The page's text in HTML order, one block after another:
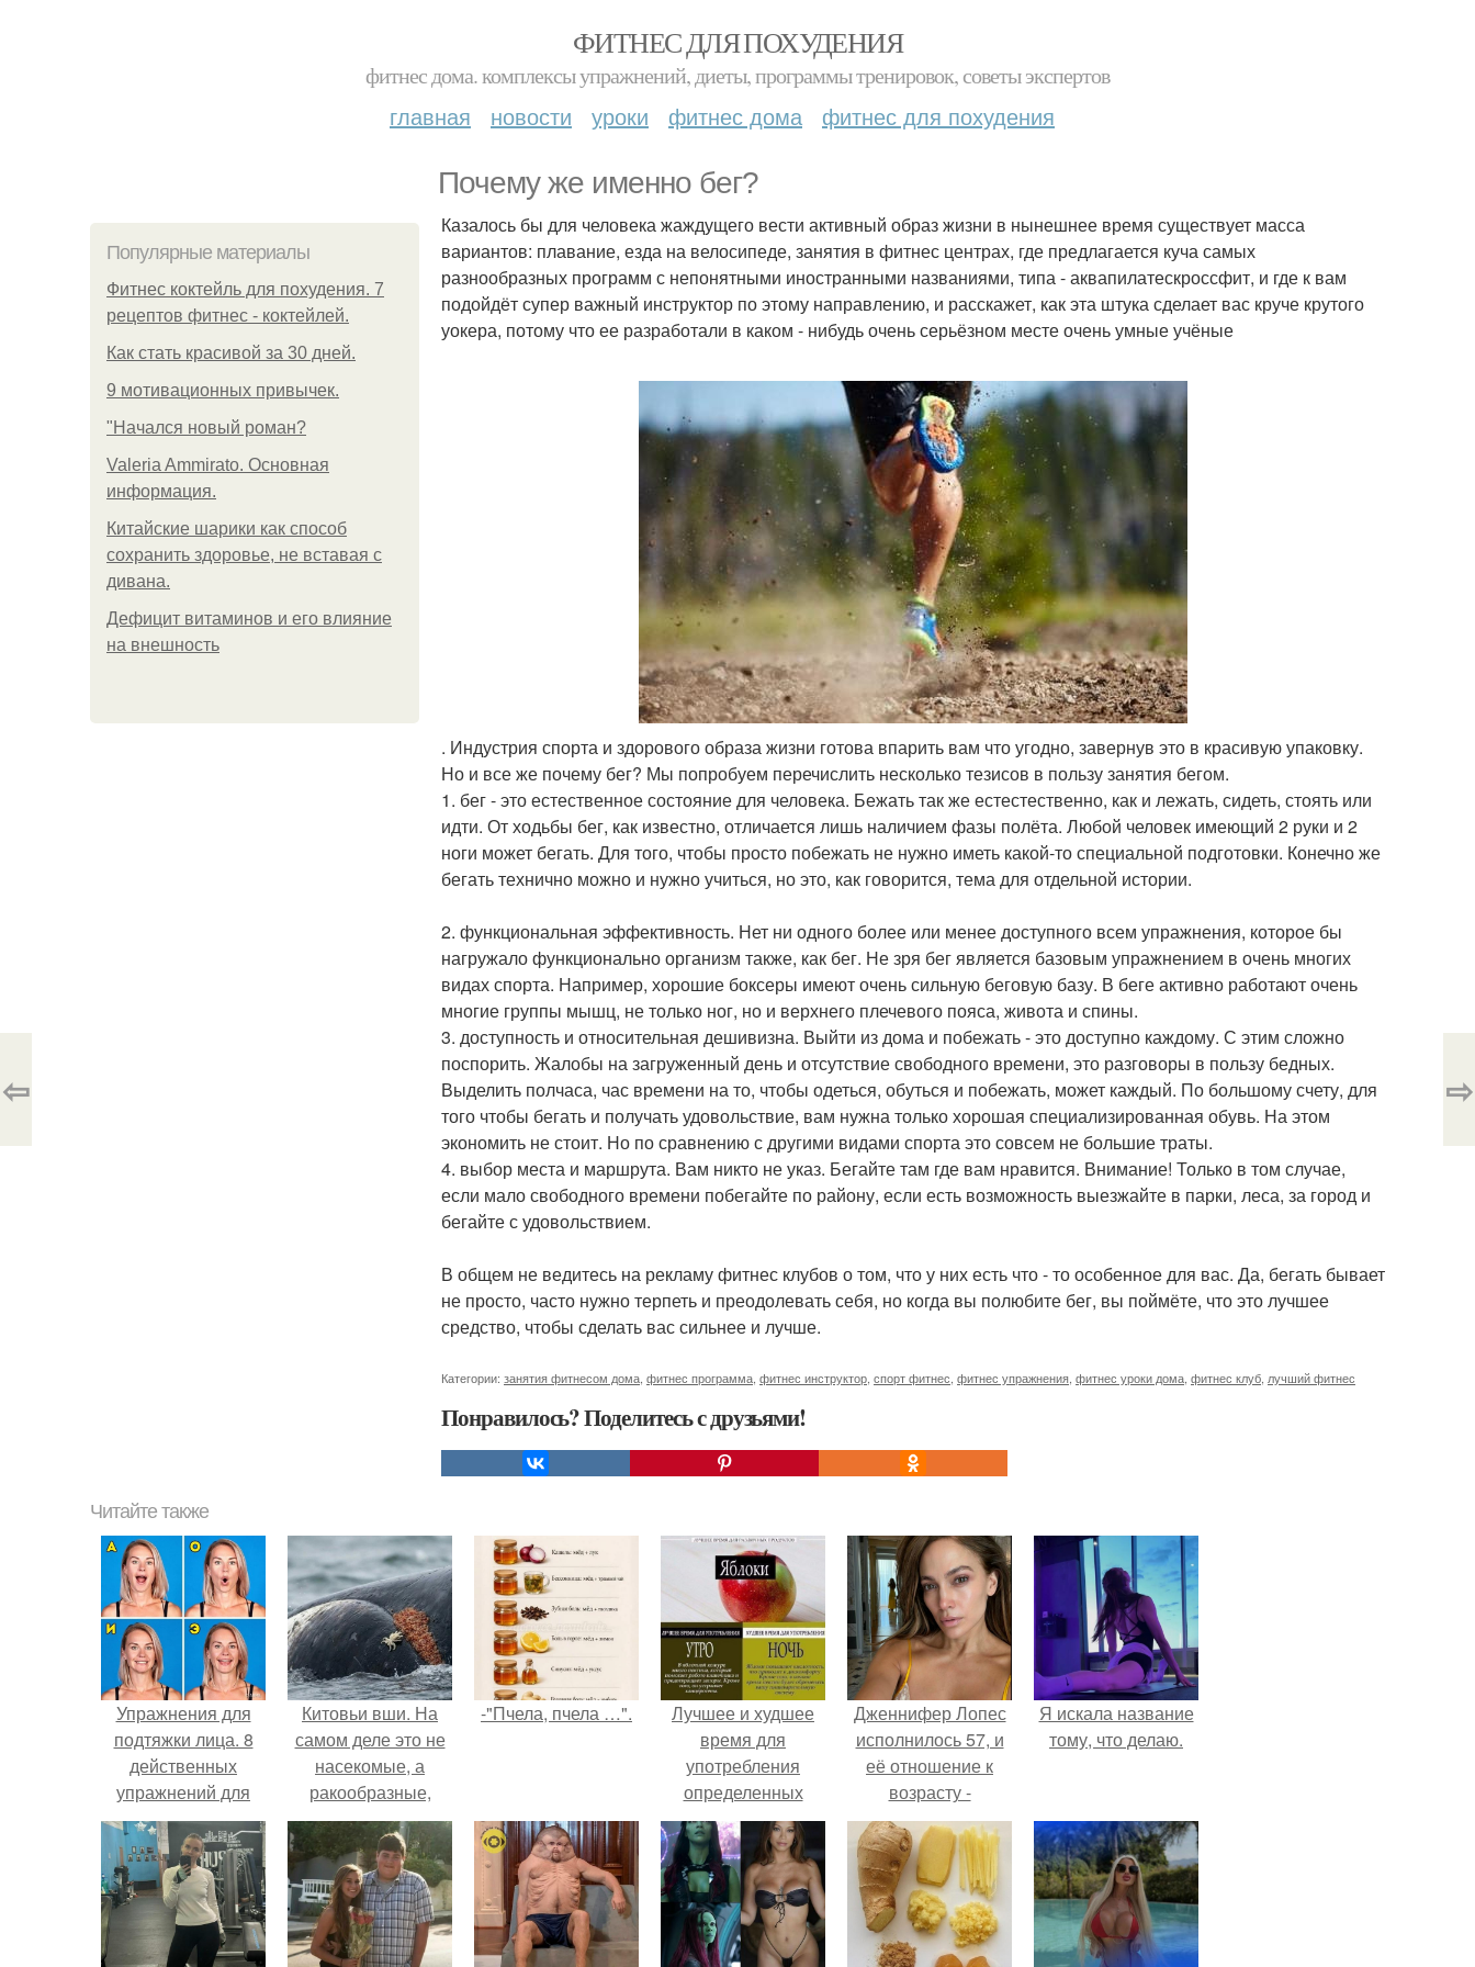
ФИТНЕС ДЛЯ ПОХУДЕНИЯ
фитнес дома. комплексы упражнений, диеты, программы тренировок, советы экспертов
главная новости уроки фитнес дома фитнес для похудения
Почему же именно бег?
Популярные материалы
Фитнес коктейль для похудения. 7
рецептов фитнес - коктейлей.
Как стать красивой за 30 дней.
9 мотивационных привычек.
"Начался новый роман?
Valeria Ammirato. Основная
информация.
Китайские шарики как способ
сохранить здоровье, не вставая с
дивана.
Дефицит витаминов и его влияние
на внешность
Казалось бы для человека жаждущего вести активный образ жизни в нынешнее время существует масса
вариантов: плавание, езда на велосипеде, занятия в фитнес центрах, где предлагается куча самых
разнообразных программ с непонятными иностранными названиями, типа - аквапилатескроссфит, и где к вам
подойдёт супер важный инструктор по этому направлению, и расскажет, как эта штука сделает вас круче крутого
уокера, потому что ее разработали в каком - нибудь очень серьёзном месте очень умные учёные
. Индустрия спорта и здорового образа жизни готова впарить вам что угодно, завернув это в красивую упаковку.
Но и все же почему бег? Мы попробуем перечислить несколько тезисов в пользу занятия бегом.
1. бег - это естественное состояние для человека. Бежать так же естестественно, как и лежать, сидеть, стоять или
идти. От ходьбы бег, как известно, отличается лишь наличием фазы полёта. Любой человек имеющий 2 руки и 2
ноги может бегать. Для того, чтобы просто побежать не нужно иметь какой-то специальной подготовки. Конечно же
бегать технично можно и нужно учиться, но это, как говорится, тема для отдельной истории.
2. функциональная эффективность. Нет ни одного более или менее доступного всем упражнения, которое бы
нагружало функционально организм также, как бег. Не зря бег является базовым упражнением в очень многих
видах спорта. Например, хорошие боксеры имеют очень сильную беговую базу. В беге активно работают очень
многие группы мышц, не только ног, но и верхнего плечевого пояса, живота и спины.
3. доступность и относительная дешивизна. Выйти из дома и побежать - это доступно каждому. С этим сложно
поспорить. Жалобы на загруженный день и отсутствие свободного времени, это разговоры в пользу бедных.
Выделить полчаса, час времени на то, чтобы одеться, обуться и побежать, может каждый. По большому счету, для
того чтобы бегать и получать удовольствие, вам нужна только хорошая специализированная обувь. На этом
экономить не стоит. Но по сравнению с другими видами спорта это совсем не большие траты.
4. выбор места и маршрута. Вам никто не указ. Бегайте там где вам нравится. Внимание! Только в том случае,
если мало свободного времени побегайте по району, если есть возможность выезжайте в парки, леса, за город и
бегайте с удовольствием.
В общем не ведитесь на рекламу фитнес клубов о том, что у них есть что - то особенное для вас. Да, бегать бывает
не просто, часто нужно терпеть и преодолевать себя, но когда вы полюбите бег, вы поймёте, что это лучшее
средство, чтобы сделать вас сильнее и лучше.
Категории: занятия фитнесом дома фитнес программа фитнес инструктор спорт фитнес фитнес упражнения фитнес уроки дома фитнес клуб лучший фитнес
Понравилось? Поделитесь с друзьями!
⇦ ⇨
Читайте также
Упражнения для
подтяжки лица. 8
действенных
упражнений для
подтяжки овала
лица.
Китовьи вши. На
самом деле это не
насекомые, а
ракообразные,
относящиеся к
бокоплавам.
-"Пчела, пчела …".
Лучшее и худшее
время для
употребления
определенных
продуктов?
Дженнифер Лопес
исполнилось 57, и
её отношение к
возрасту -
настоящий
манифест
уверенности: "не
говорите, что я
отлично выгляжу
для 57.
Я искала название
тому, что делаю.